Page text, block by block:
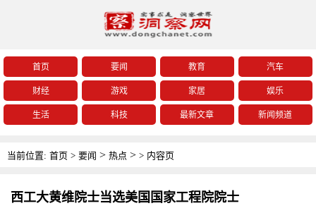
首页 要闻 教育 汽车
财经 游戏 家居 娱乐
生活 科技 最新文章 新闻频道
当前位置: 首页 > 要闻 > 热点 > > 内容页
西工大黄维院士当选美国国家工程院院士